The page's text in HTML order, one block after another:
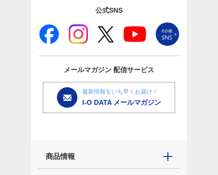
公式SNS
メールマガジン 配信サービス
最新情報をいち早くお届け！
I-O DATA メールマガジン
商品情報